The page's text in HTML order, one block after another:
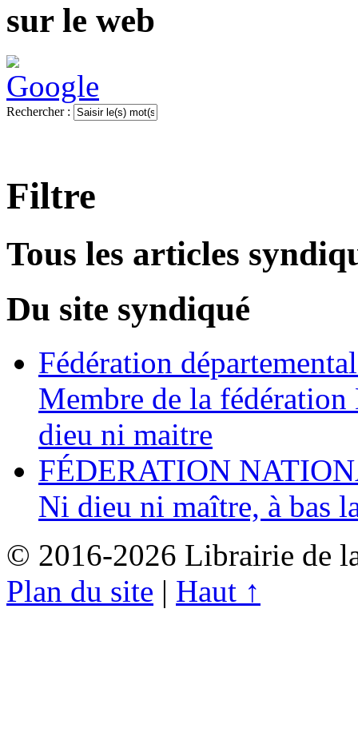
sur le web
Rechercher :
Filtre
Tous les articles
Du site syndiqué
Fédération
Membre de la
dieu ni maitre
FÉDERATION
Ni dieu ni maître, à bas
© 2016-2026 Librairie de
Plan du site | Haut ↑